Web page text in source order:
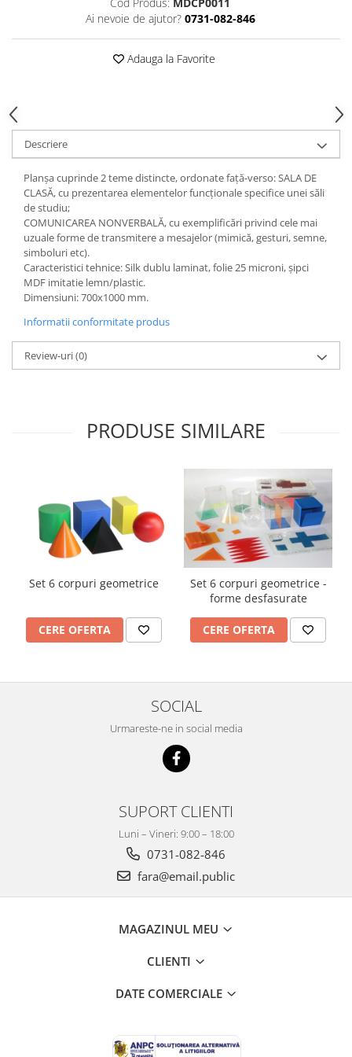
Cod Produs: MDCP0011
Ai nevoie de ajutor? 0731-082-846
Adauga la Favorite
Descriere
Planşa cuprinde 2 teme distincte, ordonate faţă-verso: SALA DE
CLASĂ, cu prezentarea elementelor funcționale specifice unei săli
de studiu;
COMUNICAREA NONVERBALĂ, cu exemplificări privind cele mai
uzuale forme de transmitere a mesajelor (mimică, gesturi, semne,
simboluri etc).
Caracteristici tehnice: Silk dublu laminat, folie 25 microni, şipci
MDF imitatie lemn/plastic.
Dimensiuni: 700x1000 mm.
Informatii conformitate produs
Review-uri(0)
PRODUSE SIMILARE
Set 6 corpuri geometrice
CERE OFERTA
Set 6 corpuri geometrice -
forme desfasurate
CERE OFERTA
SOCIAL
Urmareste-ne in social media
SUPORT CLIENTI
Luni – Vineri: 9:00 – 18:00
0731-082-846
fara@email.public
MAGAZINUL MEU
CLIENTI
DATE COMERCIALE